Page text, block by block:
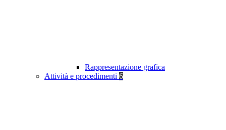
Rappresentazione grafica
Attività e procedimenti 6